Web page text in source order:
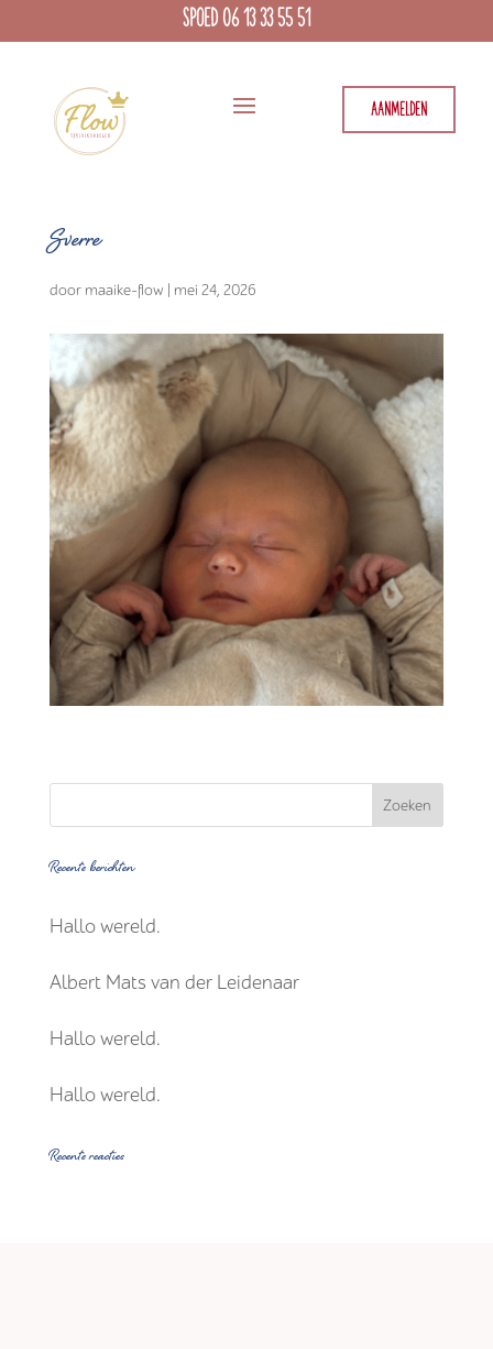
SPOED 06 13 33 55 51
AANMELDEN
Sverre
door maaike-flow | mei 24, 2026
Recente berichten
Hallo wereld.
Albert Mats van der Leidenaar
Hallo wereld.
Hallo wereld.
Recente reacties